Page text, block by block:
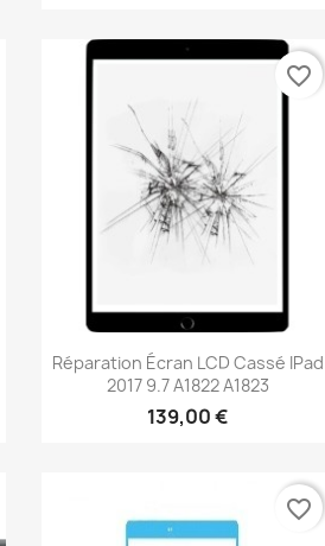
Aperçu rapide
Réparation Écran LCD Cassé IPad
2017 9.7 A1822 A1823
139,00 €
favorite_border
favorite_border